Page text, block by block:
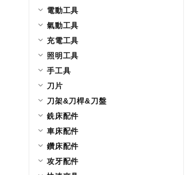
電動工具
氣動工具
充電工具
照明工具
手工具
刀片
刀架&刀桿&刀盤
銑床配件
車床配件
鑽床配件
攻牙配件